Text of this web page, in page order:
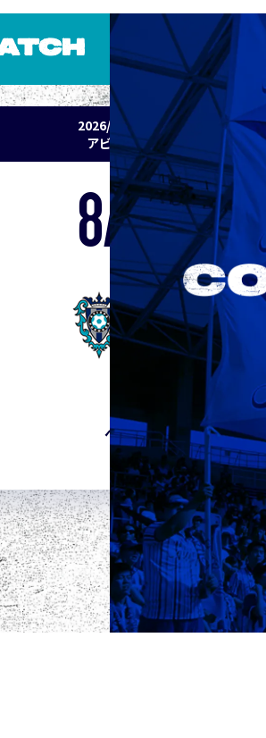
2026/27 明治安田J1リーグ 第2節
アビスパ福岡 vs セレッソ大阪
8/15Sat. 19:00
VS
ベスト電器スタジアム